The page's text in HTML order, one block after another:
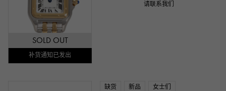
SOLD OUT
补货通知已发出
请联系我们
缺货 新品 女士们